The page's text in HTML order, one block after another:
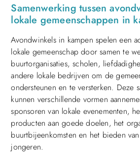
Samenwerking tussen
lokale gemeenschappen in
Avondwinkels in kampen spelen een
lokale gemeenschap door samen te
buurtorganisaties, scholen,
andere lokale bedrijven om de
ondersteunen en te versterken. Deze
kunnen verschillende vormen
sponsoren van lokale evenementen,
producten aan goede doelen, het
buurtbijeenkomsten en het bieden van
jongeren.